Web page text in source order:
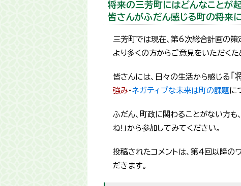
将来の三芳町にはどんなことが
皆さんがふだん感じる町の将来
三芳町では現在、第6次総合計画の策
より多くの方からご意見をいただくた
皆さんには、日々の生活から感じる
強み・ ネガティブな未来は町の課題に
ふだん、町政に関わることがない方も
ね!」から参加してみてください。
投稿されたコメントは、第4回以降の
だきます。